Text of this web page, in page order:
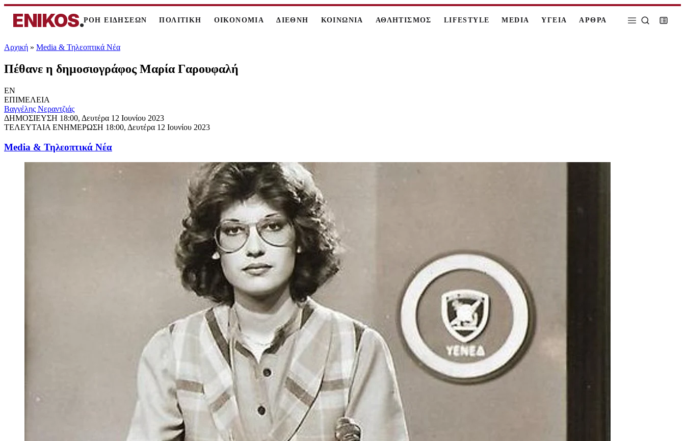
ENIKOS.ΡΟΗ ΕΙΔΗΣΕΩΝ ΠΟΛΙΤΙΚΗ ΟΙΚΟΝΟΜΙΑ ΔΙΕΘΝΗ ΚΟΙΝΩΝΙΑ ΑΘΛΗΤΙΣΜΟΣ LIFESTYLE MEDIA ΥΓΕΙΑ ΑΡΘΡΑ
Αρχική » Media & Τηλεοπτικά Νέα
Πέθανε η δημοσιογράφος Μαρία Γαρουφαλή
EN
ΕΠΙΜΕΛΕΙΑ
Βαγγέλης Νεραντζιάς
ΔΗΜΟΣΙΕΥΣΗ 18:00, Δευτέρα 12 Ιουνίου 2023
ΤΕΛΕΥΤΑΙΑ ΕΝΗΜΕΡΩΣΗ 18:00, Δευτέρα 12 Ιουνίου 2023
Media & Τηλεοπτικά Νέα